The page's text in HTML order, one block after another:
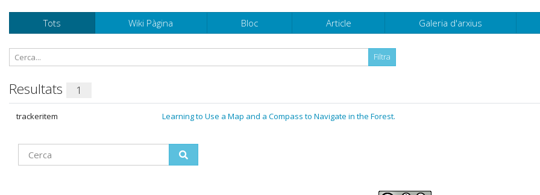
Tots Wiki Pàgina Bloc Article Galeria d'arxius
Resultats 1
trackeritem Learning to Use a Map and a Compass to Navigate in the Forest.
Find